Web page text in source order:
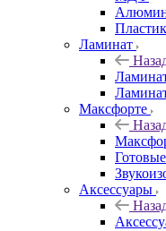
Ламинат
Максфорте
Аксессуары